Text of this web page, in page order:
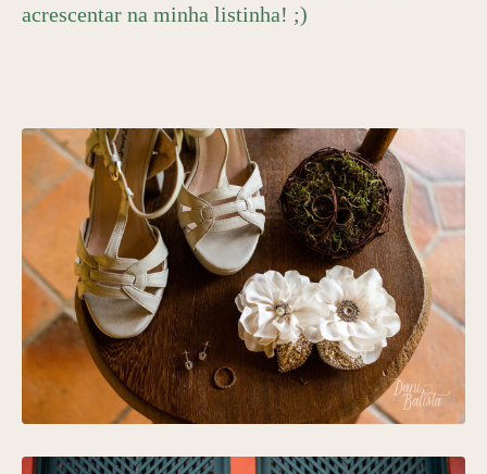
acrescentar na minha listinha! ;)